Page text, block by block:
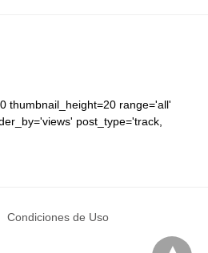
thumbnail_height=20 range='all'
post_type='track,
Condiciones de Uso